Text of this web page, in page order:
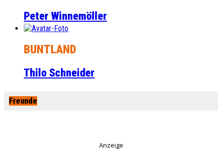
Peter Winnemöller
BUNTLAND
Thilo Schneider
Freunde
Anzeige